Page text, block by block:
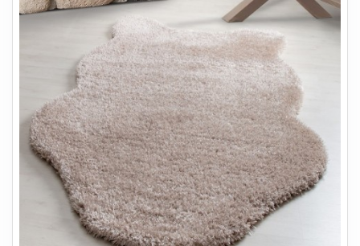
+
OPBEVARING
+
ENTREMØBLER
HAVEMØBLER
OUTLET